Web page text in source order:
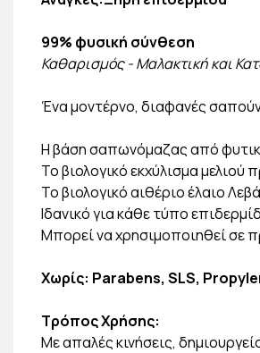
99% φυσική σύνθεση
Καθαρισμός - Μαλακτική και
Ένα μοντέρνο, διαφανές
Η βάση σαπωνόμαζας από
Το βιολογικό εκχύλισμα
To βιολογικό αιθέριο έλαιο
Ιδανικό για κάθε τύπο
Μπορεί να χρησιμοποιηθεί σε
Χωρίς: Parabens, SLS,
Τρόπος Χρήσης:
Με απαλές κινήσεις,